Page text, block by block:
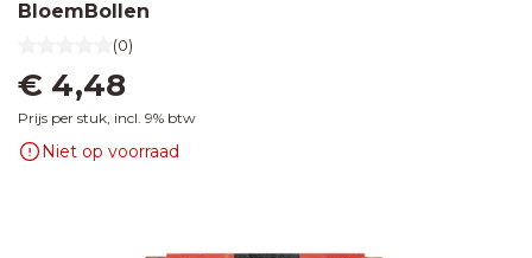
BloemBollen
(0)
€ 4,48
Prijs per stuk, incl. 9% btw
Niet op voorraad